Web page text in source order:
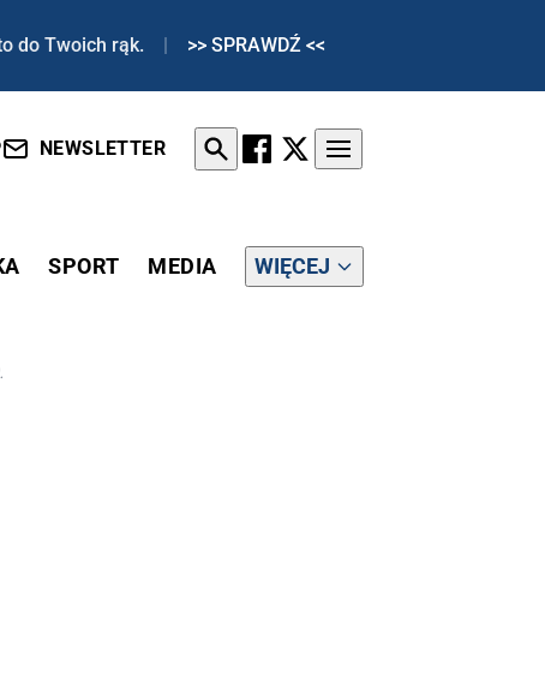
do Twoich rąk. | >> SPRAWDŹ <<
NEWSLETTER
SPORT MEDIA WIĘCEJ